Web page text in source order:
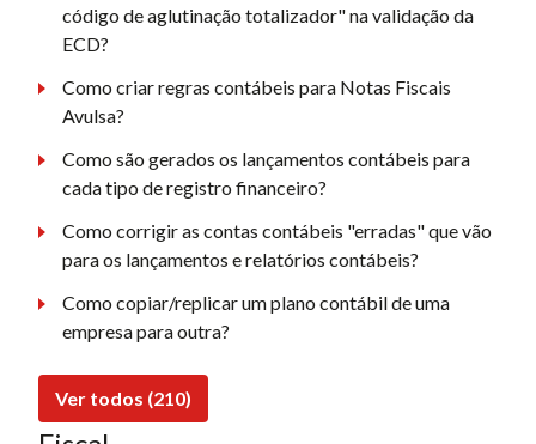
código de aglutinação totalizador" na validação da
ECD?
Como criar regras contábeis para Notas Fiscais
Avulsa?
Como são gerados os lançamentos contábeis para
cada tipo de registro financeiro?
Como corrigir as contas contábeis "erradas" que vão
para os lançamentos e relatórios contábeis?
Como copiar/replicar um plano contábil de uma
empresa para outra?
Ver todos (210)